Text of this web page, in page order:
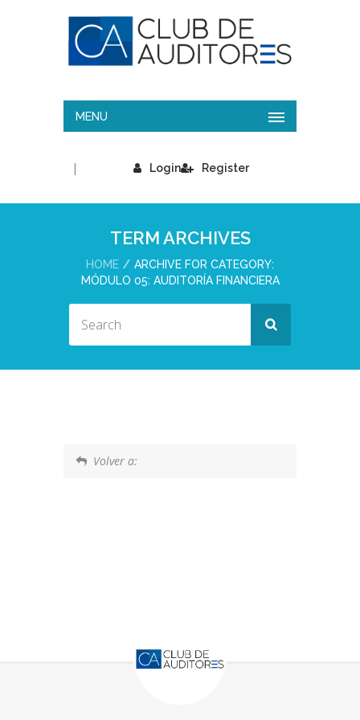
MENU
Login
| Register
TERM ARCHIVES
HOME
ARCHIVE FOR CATEGORY:
MÓDULO 05: AUDITORÍA FINANCIERA
Volver a: